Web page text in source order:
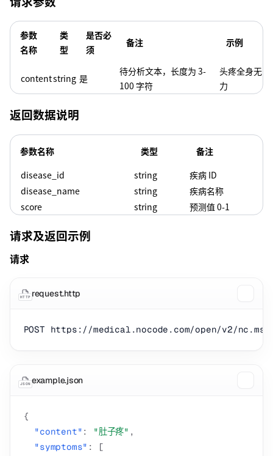
参数
名称
类
型
是否必
须
备注 示例
contentstring 是
待分析文本，长度为 3-
100 字符
头疼全身无
力
返回数据说明
参数名称 类型
备注
disease_id
string
疾病 ID
disease_name
string
疾病名称
score
string 预测值 0-1
请求及返回示例
请求
HTTP request.http
JSON example.json
{
"content" : "肚子疼" ,
"symptoms" :
[